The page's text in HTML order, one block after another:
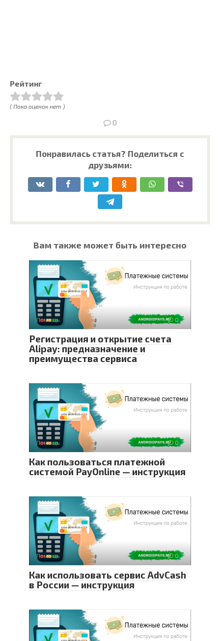
Рейтинг
( Пока оценок нет )
0
Понравилась статья? Поделиться с
друзьями:
Вам также может быть интересно
Помощь 0
Регистрация и открытие счета
Alipay: предназначение и
преимущества сервиса
Помощь 0
Как пользоваться платежной
системой PayOnline — инструкция
Помощь 0
Как использовать сервис AdvCash
в России — инструкция